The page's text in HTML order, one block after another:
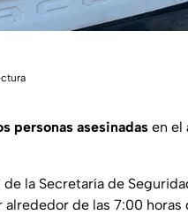
personas asesinadas en el
la Secretaría de
de las 7:00 horas